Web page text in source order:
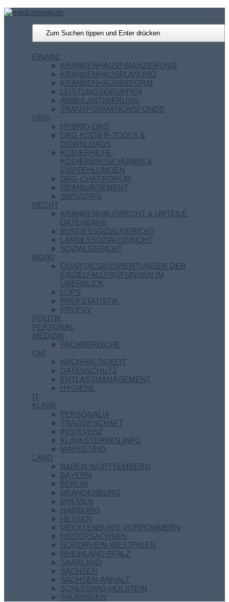
FINANZ
KRANKENHAUSFINANZIERUNG
KRANKENHAUSPLANUNG
KRANKENHAUSREFORM
LEISTUNGSGRUPPEN
AMBULANTISIERUNG
TRANSFORMATIONSFONDS
DRG
HYBRID-DRG
DRG KODIER-TOOLS &
DOWNLOADS
KODIERHILFE,
KODIERBROSCHÜREN &
EMPFEHLUNGEN
DRG-CHAT/FORUM
REIMBURSEMENT
SWISSDRG
RECHT
KRANKENHAUSRECHT & URTEILE
DATENBANK
BUNDESSOZIALGERICHT
LANDESSOZIALGERICHT
SOZIALGERICHT
MD(K)
QUARTALSAUSWERTUNGEN DER
EINZELFALLPRÜFUNGEN IM
ÜBERBLICK
LOPS
PRÜFSTATISTIK
PRÜFVV
POLITIK
PERSONAL
MEDIZIN
FACHBEREICHE
QM
NACHHALTIGKEIT
DATENSCHUTZ
ENTLASSMANAGEMENT
HYGIENE
IT
KLINIK
PERSONALIA
TRÄGERSCHAFT
INSOLVENZ
KLINIKSTERBEN.INFO
MARKETING
LAND
BADEN-WÜRTTEMBERG
BAYERN
BERLIN
BRANDENBURG
BREMEN
HAMBURG
HESSEN
MECKLENBURG-VORPOMMERN
NIEDERSACHSEN
NORDRHEIN-WESTFALEN
RHEINLAND-PFALZ
SAARLAND
SACHSEN
SACHSEN-ANHALT
SCHLESWIG-HOLSTEIN
THÜRINGEN